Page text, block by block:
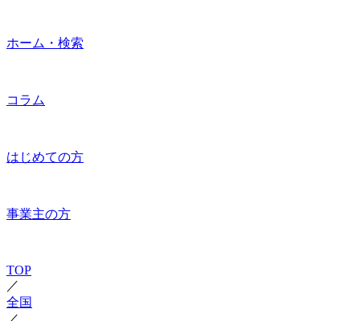
ホーム・検索
コラム
はじめての方
事業主の方
TOP
／
全国